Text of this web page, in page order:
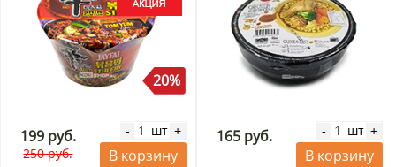
20%
199 руб.
250 руб.
- шт +
В корзину
165 руб. - шт +
В корзину